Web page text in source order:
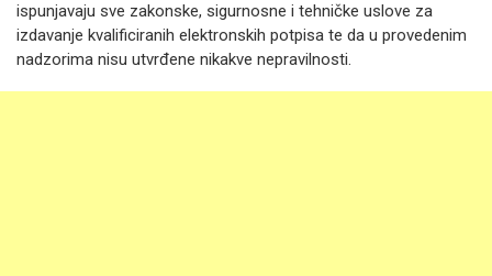
ispunjavaju sve zakonske, sigurnosne i tehničke uslove za
izdavanje kvalificiranih elektronskih potpisa te da u provedenim
nadzorima nisu utvrđene nikakve nepravilnosti.